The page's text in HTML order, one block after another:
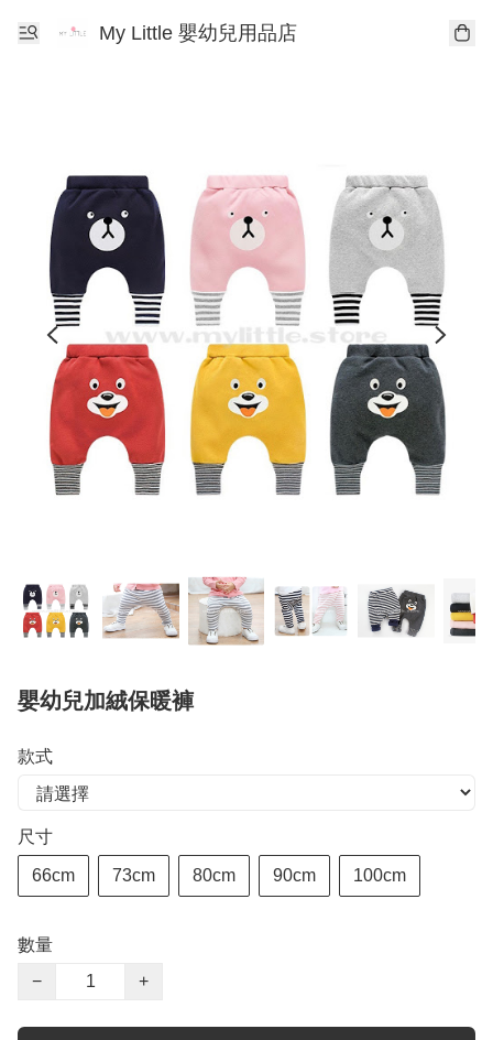
My Little 嬰幼兒用品店
嬰幼兒加絨保暖褲
款式
尺寸
66cm 73cm 80cm 90cm 100cm
數量
−
+